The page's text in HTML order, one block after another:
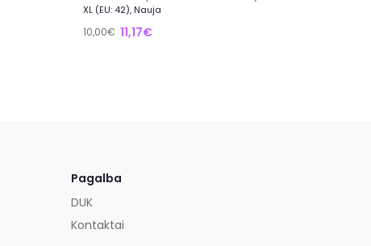
XL (EU: 42), Nauja
10,00€ 11,17€
Pagalba
DUK
Kontaktai